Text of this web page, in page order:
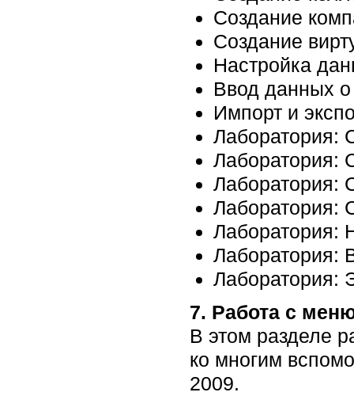
Создание
Создание
Настройка
Ввод данных
Импорт и
Лаборатория:
Лаборатория:
Лаборатория:
Лаборатория:
Лаборатория:
Лаборатория:
Лаборатория:
7. Работа с
В этом разделе
ко многим
2009.